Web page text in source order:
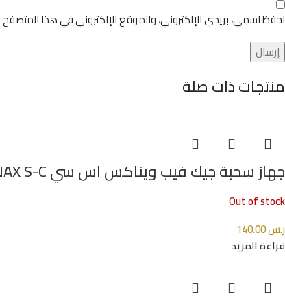
احفظ اسمي، بريدي الإلكتروني، والموقع الإلكتروني في هذا
منتجات ذات صلة
جهاز سحبة جيك فيب ويناكس اس سي GEEKVAPE WENAX S-C
Out of stock
ر.س
قراءة المزيد